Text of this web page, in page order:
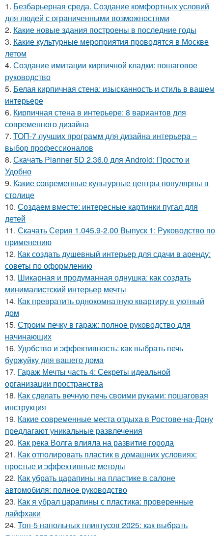
1. Безбарьерная среда. Создание комфортных условий
для людей с ограниченными возможностями
2. Какие новые здания построены в последние годы
3. Какие культурные мероприятия проводятся в Москве
летом
4. Создание имитации кирпичной кладки: пошаговое
руководство
5. Белая кирпичная стена: изысканность и стиль в вашем
интерьере
6. Кирпичная стена в интерьере: 8 вариантов для
современного дизайна
7. ТОП-7 лучших программ для дизайна интерьера –
выбор профессионалов
8. Скачать Planner 5D 2.36.0 для Android: Просто и
Удобно
9. Какие современные культурные центры популярны в
столице
10. Создаем вместе: интересные картинки пугал для
детей
11. Скачать Серия 1.045.9-2.00 Выпуск 1: Руководство по
применению
12. Как создать душевный интерьер для сдачи в аренду:
советы по оформлению
13. Шикарная и продуманная однушка: как создать
минималистский интерьер мечты
14. Как превратить однокомнатную квартиру в уютный
дом
15. Строим печку в гараж: полное руководство для
начинающих
16. Удобство и эффективность: как выбрать печь
буржуйку для вашего дома
17. Гараж Мечты часть 4: Секреты идеальной
организации пространства
18. Как сделать вечную печь своими руками: пошаговая
инструкция
19. Какие современные места отдыха в Ростове-на-Дону
предлагают уникальные развлечения
20. Как река Волга влияла на развитие города
21. Как отполировать пластик в домашних условиях:
простые и эффективные методы
22. Как убрать царапины на пластике в салоне
автомобиля: полное руководство
23. Как я убрал царапины с пластика: проверенные
лайфхаки
24. Топ-5 напольных плинтусов 2025: как выбрать